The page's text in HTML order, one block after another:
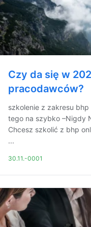
Czy da się w
pracodawców?
szkolenie z zakresu
tego na szybko –Nigdy
Chcesz szkolić z bhp
...
30.11.-0001